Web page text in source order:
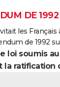
DE
les
de 1992
loi soumis
la